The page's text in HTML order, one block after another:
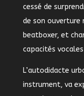
cessé de
de son ouverture
beatboxer, et
capacités
L’autodidacte
instrument, va